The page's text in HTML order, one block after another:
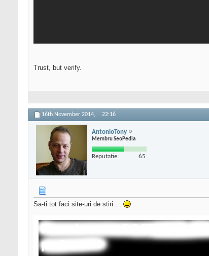
Trust, but verify.
16th November 2014, 22:16
AntonioTony
Membru SeoPedia
Reputatie: 65
Sa-ti tot faci site-uri de stiri ...